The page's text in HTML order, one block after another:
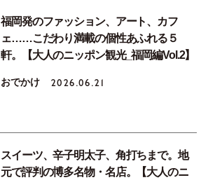
福岡発のファッション、アート、カフ
ェ……こだわり満載の個性あふれる５
軒。【大人のニッポン観光_福岡編Vol.2】
おでかけ 2026.06.21
スイーツ、辛子明太子、角打ちまで。地
元で評判の博多名物・名店。【大人のニ